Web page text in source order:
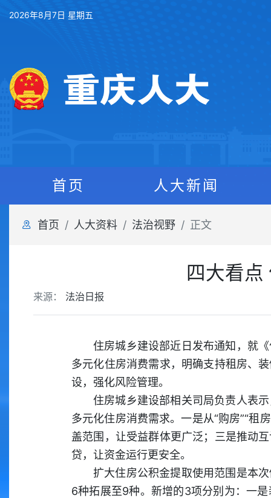
2026年8月7日 星期五
首页 人大新闻
首页 人大资料 法治视野 正文
四大看点
来源： 法治日报
住房城乡建设部近日发布通知，就
多元化住房消费需求，明确支持租房、
设，强化风险管理。
住房城乡建设部相关司局负责人表
多元化住房消费需求。一是从“购房”“租
盖范围，让受益群体更广泛；三是推动
贷，让资金运行更安全。
扩大住房公积金提取使用范围是本
6种拓展至9种。新增的3项分别为：一